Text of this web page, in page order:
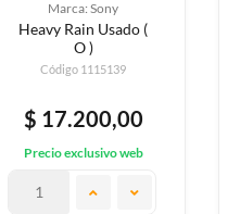
Marca: Sony
Heavy Rain Usado (
O )
Código 1115139
$ 17.200,00
Precio exclusivo web